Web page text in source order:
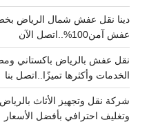
عفش آمن100%..اتصل الآن
الخدمات وأكثرها تميزًا..اتصل بنا
وتغليف احترافي بأفضل الأسعار